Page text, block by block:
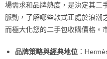
場需求和品牌熱度，是決定其二
脈動，了解哪些款式正處於浪潮
而極大化您的二手包收購價格。
品牌策略與經典地位 ：